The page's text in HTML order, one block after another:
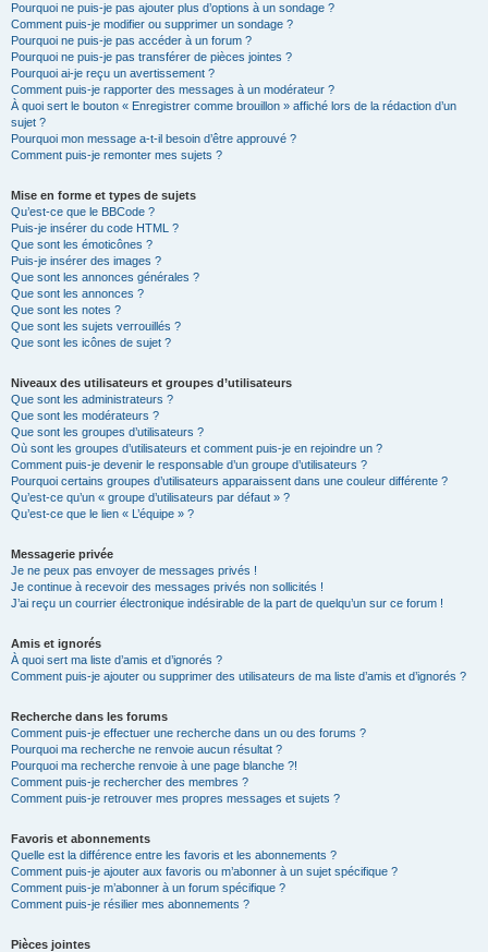
Pourquoi ne puis-je pas ajouter plus d’options à un sondage ?
Comment puis-je modifier ou supprimer un sondage ?
Pourquoi ne puis-je pas accéder à un forum ?
Pourquoi ne puis-je pas transférer de pièces jointes ?
Pourquoi ai-je reçu un avertissement ?
Comment puis-je rapporter des messages à un modérateur ?
À quoi sert le bouton « Enregistrer comme brouillon » affiché lors de la rédaction d’un
sujet ?
Pourquoi mon message a-t-il besoin d’être approuvé ?
Comment puis-je remonter mes sujets ?
Mise en forme et types de sujets
Qu’est-ce que le BBCode ?
Puis-je insérer du code HTML ?
Que sont les émoticônes ?
Puis-je insérer des images ?
Que sont les annonces générales ?
Que sont les annonces ?
Que sont les notes ?
Que sont les sujets verrouillés ?
Que sont les icônes de sujet ?
Niveaux des utilisateurs et groupes d’utilisateurs
Que sont les administrateurs ?
Que sont les modérateurs ?
Que sont les groupes d’utilisateurs ?
Où sont les groupes d’utilisateurs et comment puis-je en rejoindre un ?
Comment puis-je devenir le responsable d’un groupe d’utilisateurs ?
Pourquoi certains groupes d’utilisateurs apparaissent dans une couleur différente ?
Qu’est-ce qu’un « groupe d’utilisateurs par défaut » ?
Qu’est-ce que le lien « L’équipe » ?
Messagerie privée
Je ne peux pas envoyer de messages privés !
Je continue à recevoir des messages privés non sollicités !
J’ai reçu un courrier électronique indésirable de la part de quelqu’un sur ce forum !
Amis et ignorés
À quoi sert ma liste d’amis et d’ignorés ?
Comment puis-je ajouter ou supprimer des utilisateurs de ma liste d’amis et d’ignorés ?
Recherche dans les forums
Comment puis-je effectuer une recherche dans un ou des forums ?
Pourquoi ma recherche ne renvoie aucun résultat ?
Pourquoi ma recherche renvoie à une page blanche ?!
Comment puis-je rechercher des membres ?
Comment puis-je retrouver mes propres messages et sujets ?
Favoris et abonnements
Quelle est la différence entre les favoris et les abonnements ?
Comment puis-je ajouter aux favoris ou m’abonner à un sujet spécifique ?
Comment puis-je m’abonner à un forum spécifique ?
Comment puis-je résilier mes abonnements ?
Pièces jointes